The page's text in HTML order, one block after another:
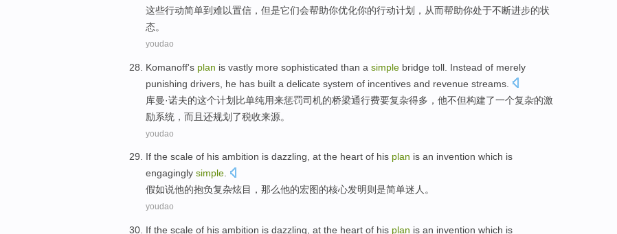
这些行动简单到难以置信， 但是它们会帮助你优化你的行动计划 ， 从而帮助你处于不断进步的状
态。
youdao
Komanoff's plan is vastly more sophisticated than a simple bridge toll . Instead of merely
punishing drivers he has built a delicate system of incentives and revenue streams
库曼·诺夫的这个计划比单纯用来惩罚司机的桥梁通行费要复杂得多 ， 他不但构建了一个复杂的激
励系统 ， 而且还规划了税收来源。
youdao
If the scale of his ambition is dazzling, at the heart of his plan is an invention which is
engagingly simple.
假如说他的抱负复杂炫目 ，那么他的宏图的核心发明则是简单迷人。
youdao
If the scale of his ambition is dazzling , at the heart of his plan is an invention which is